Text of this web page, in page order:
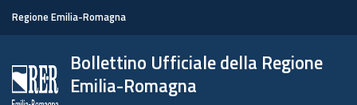
Regione Emilia-Romagna
Bollettino Ufficiale della Regione
Emilia-Romagna